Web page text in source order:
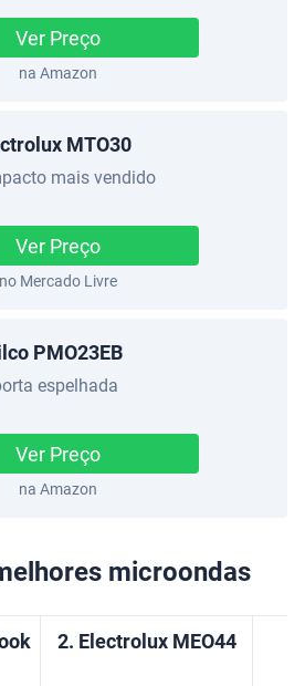
Ver Preço
na Amazon
MTO30
mais vendido
Ver Preço
no Mercado Livre
PMO23EB
espelhada
Ver Preço
na Amazon
microondas
2. Electrolux MEO44